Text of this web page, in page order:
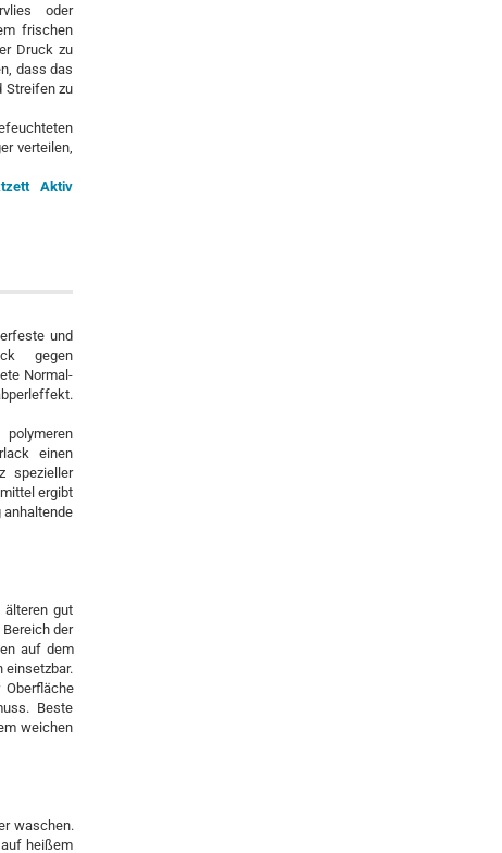
oder
frischen
Druck zu
dass das
Streifen zu
verteilen,
Aktiv
und
gegen
Normal-
einen
spezieller
ergibt
anhaltende
gut
der
auf dem
einsetzbar.
Beste
weichen
waschen.
heißem